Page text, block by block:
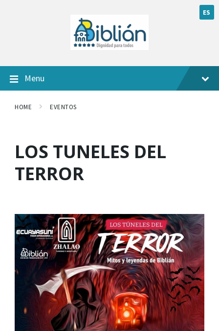
ES
Menu
HOME EVENTOS
LOS TUNELES DEL
TERROR